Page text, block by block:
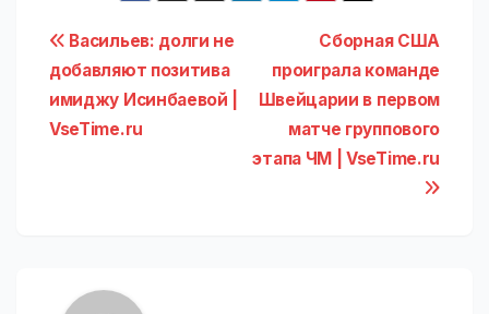
Навигация
по
записям
Сборная США
проиграла команде
Швейцарии в первом
матче группового
этапа ЧМ | VseTime.ru
Васильев: долги не
добавляют позитива
имиджу Исинбаевой |
VseTime.ru